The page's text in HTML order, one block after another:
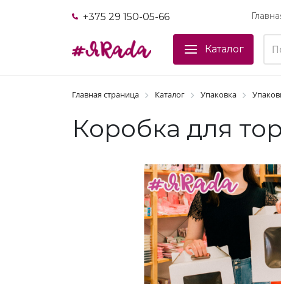
+375 29 150-05-66
Каталог
Главная страница Каталог Упаковка
Коробка для